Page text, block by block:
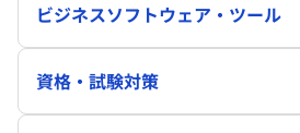
ビジネスソフトウェア・ツール
資格・試験対策